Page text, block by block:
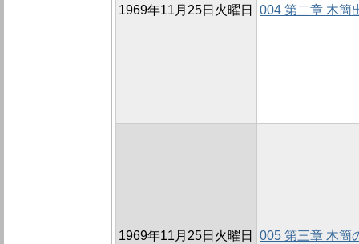
1969年11月25日火曜日 004 第二章 木簡
1969年11月25日火曜日 005 第三章 木簡